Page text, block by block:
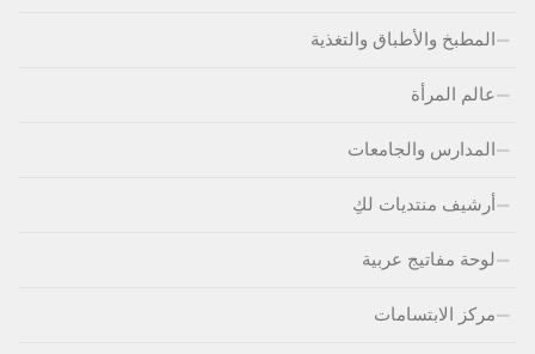
المطبخ والأطباق والتغذية
عالم المرأة
المدارس والجامعات
أرشيف منتديات لكِ
لوحة مفاتيج عربية
مركز الابتسامات